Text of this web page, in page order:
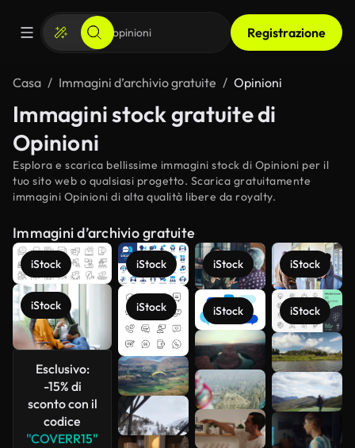
Registrazione
Casa Immagini d’archivio gratuite Opinioni
Immagini stock gratuite di
Opinioni
Esplora e scarica bellissime immagini stock di Opinioni per il
tuo sito web o qualsiasi progetto. Scarica gratuitamente
immagini Opinioni di alta qualità libere da royalty.
Immagini d’archivio gratuite
iStock
iStock
Esclusivo:
-15% di
sconto con il
codice
"COVERR15"
iStock
iStock
iStock
iStock
iStock
iStock
Scopri di
più